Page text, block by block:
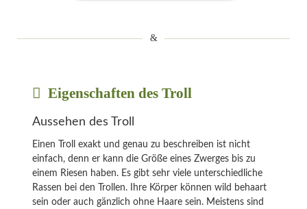
Eigenschaften des Troll
Aussehen des Troll
Einen Troll exakt und genau zu beschreiben ist nicht
einfach, denn er kann die Größe eines Zwerges bis zu
einem Riesen haben. Es gibt sehr viele unterschiedliche
Rassen bei den Trollen. Ihre Körper können wild behaart
sein oder auch gänzlich ohne Haare sein. Meistens sind